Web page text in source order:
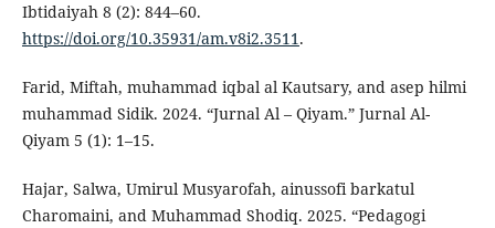
Ibtidaiyah 8 (2): 844–60.
https://doi.org/10.35931/am.v8i2.3511.
Farid, Miftah, muhammad iqbal al Kautsary, and asep hilmi
muhammad Sidik. 2024. “Jurnal Al – Qiyam.” Jurnal Al-
Qiyam 5 (1): 1–15.
Hajar, Salwa, Umirul Musyarofah, ainussofi barkatul
Charomaini, and Muhammad Shodiq. 2025. “Pedagogi